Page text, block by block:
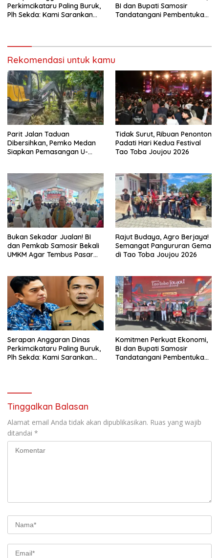
Perkimcikataru Paling Buruk,
Plh Sekda: Kami Sarankan
BI dan Bupati Samosir
Tandatangani Pembentukan
Rekomendasi untuk kamu
Parit Jalan Taduan
Dibersihkan, Pemko Medan
Siapkan Pemasangan U-
Tidak Surut, Ribuan Penonton
Padati Hari Kedua Festival
Tao Toba Joujou 2026
Bukan Sekadar Jualan! BI
dan Pemkab Samosir Bekali
UMKM Agar Tembus Pasar
Rajut Budaya, Agro Berjaya!
Semangat Pangururan Gema
di Tao Toba Joujou 2026
Serapan Anggaran Dinas
Perkimcikataru Paling Buruk,
Plh Sekda: Kami Sarankan
Komitmen Perkuat Ekonomi,
BI dan Bupati Samosir
Tandatangani Pembentukan
Tinggalkan Balasan
Alamat email Anda tidak akan dipublikasikan. Ruas yang wajib
ditandai *